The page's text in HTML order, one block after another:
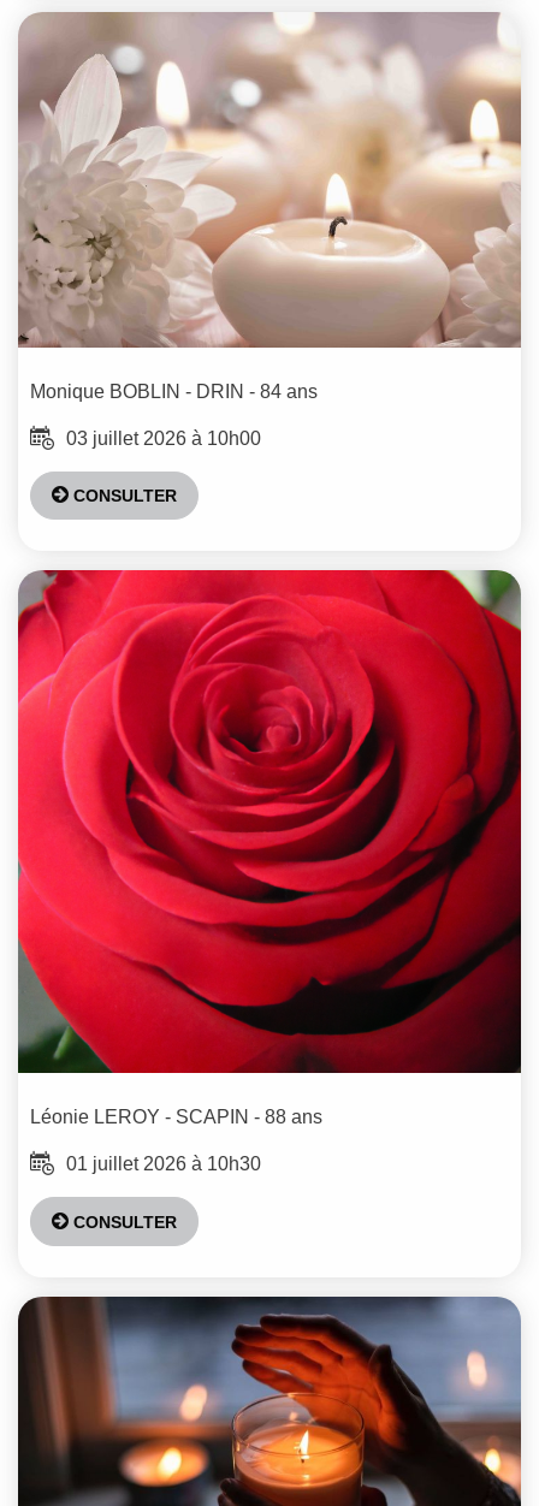
Monique BOBLIN - DRIN - 84 ans
03 juillet 2026 à 10h00
CONSULTER
Léonie LEROY - SCAPIN - 88 ans
01 juillet 2026 à 10h30
CONSULTER